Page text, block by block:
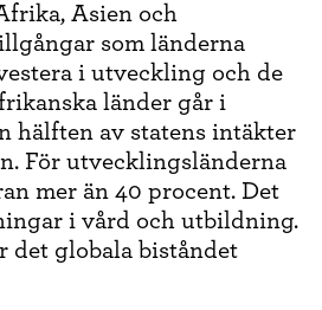
Asien och
som länderna
i utveckling och de
länder går i
hälften av statens intäkter
För utvecklingsländerna
mer än 40 procent. Det
i vård och utbildning.
det globala biståndet